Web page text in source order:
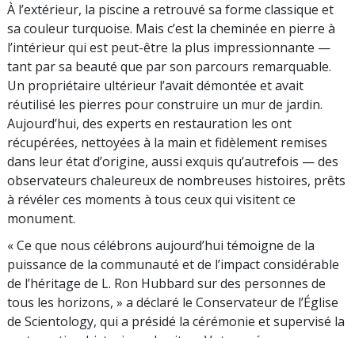
À l’extérieur, la piscine a retrouvé sa forme classique et
sa couleur turquoise. Mais c’est la cheminée en pierre à
l’intérieur qui est peut-être la plus impressionnante —
tant par sa beauté que par son parcours remarquable.
Un propriétaire ultérieur l’avait démontée et avait
réutilisé les pierres pour construire un mur de jardin.
Aujourd’hui, des experts en restauration les ont
récupérées, nettoyées à la main et fidèlement remises
dans leur état d’origine, aussi exquis qu’autrefois — des
observateurs chaleureux de nombreuses histoires, prêts
à révéler ces moments à tous ceux qui visitent ce
monument.
« Ce que nous célébrons aujourd’hui témoigne de la
puissance de la communauté et de l’impact considérable
de l’héritage de L. Ron Hubbard sur des personnes de
tous les horizons, » a déclaré le Conservateur de l’Église
de Scientology, qui a présidé la cérémonie et supervisé la